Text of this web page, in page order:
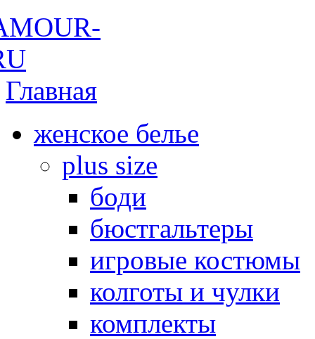
Главная
женское белье
plus size
боди
бюстгальтеры
игровые костюмы
колготы и чулки
комплекты